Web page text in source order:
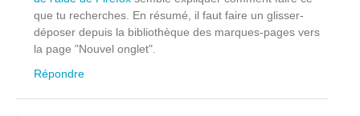
que tu recherches. En résumé, il faut faire un glisser-
déposer depuis la bibliothèque des marques-pages vers
la page "Nouvel onglet".
Répondre